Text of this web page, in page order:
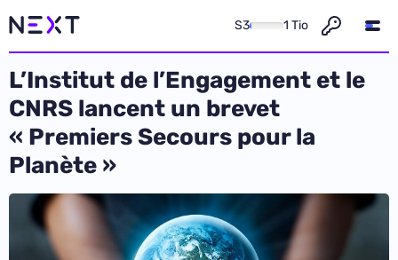
S3 1 Tio
L’Institut de l’Engagement et le
CNRS lancent un brevet
« Premiers Secours pour la
Planète »